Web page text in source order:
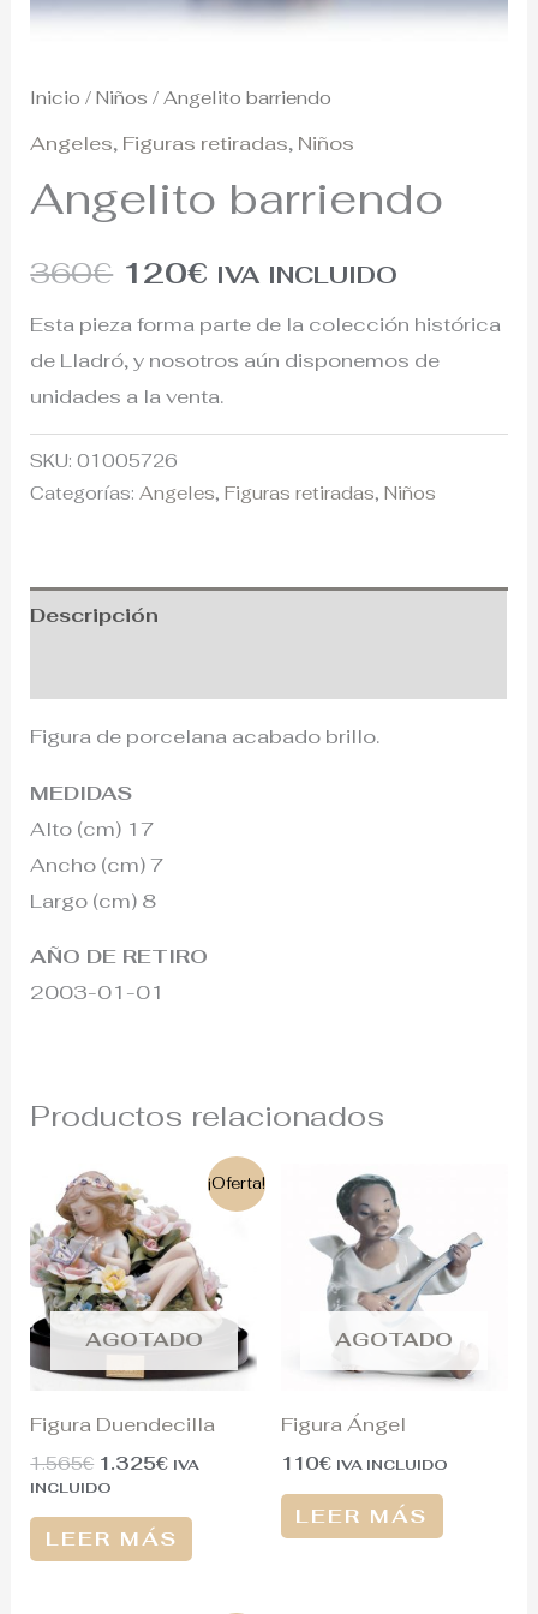
Inicio /Niños / Angelito barriendo
Angeles, Figuras retiradas, Niños
Angelito barriendo
360€ 120€ IVA INCLUIDO
Esta pieza forma parte de la colección histórica
de Lladró, y nosotros aún disponemos de
unidades a la venta.
SKU:01005726
Categorías: Angeles,Figuras retiradas,Niños
Descripción
Figura de porcelana acabado brillo.
MEDIDAS
Alto (cm) 17
Ancho (cm) 7
Largo (cm) 8
AÑO DE RETIRO
2003-01-01
Productos relacionados
¡Oferta!
AGOTADO
Figura Duendecilla
1.565€
El
precio
original
era:
1.565€.
1.325€
precio
actual
es:
1.325€.
IVA
INCLUIDO
LEER MÁS
AGOTADO
Figura Ángel
110€ IVA INCLUIDO
LEER MÁS